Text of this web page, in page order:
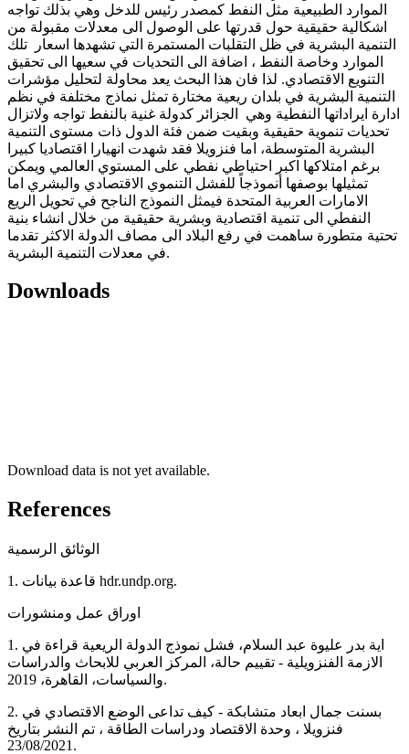
الموارد الطبيعية مثل النفط كمصدر رئيس للدخل وهي بذلك تواجه
اشكالية حقيقية حول قدرتها على الوصول الى معدلات مقبولة من
التنمية البشرية في ظل التقلبات المستمرة التي تشهدها اسعار تلك
الموارد وخاصة النفط ، اضافة الى التحديات في سعيها الى تحقيق
التنويع الاقتصادي. لذا فان هذا البحث يعد محاولة لتحليل مؤشرات
التنمية البشرية في بلدان ريعية مختارة تمثل نماذج مختلفة في نظم
ادارة ايراداتها النفطية وهي الجزائر كدولة غنية بالنفط تواجه ولاتزال
تحديات تنموية حقيقية وبقيت ضمن فئة الدول ذات مستوى التنمية
البشرية المتوسطة، اما فنزويلا فقد شهدت انهيارا اقتصاديا كبيرا
برغم امتلاكها اكبر احتياطي نفطي على المستوي العالمي ويمكن
تمثيلها بوصفها أنموذجاً للفشل التنموي الاقتصادي والبشري اما
الامارات العربية المتحدة فيمثل النموذج الناجح في تحويل الريع
النفطي الى تنمية اقتصادية وبشرية حقيقية من خلال انشاء بنية
تحتية متطورة ساهمت في رفع البلاد الى مصاف الدولة الاكثر تقدما
في معدلات التنمية البشرية.
Downloads
Download data is not yet available.
References
الوثائق الرسمية
1. قاعدة بيانات hdr.undp.org.
اوراق عمل ومنشورات
1. اية بدر عليوة عبد السلام، فشل نموذج الدولة الريعية قراءة في
الازمة الفنزويلية - تقييم حالة، المركز العربي للابحاث والدراسات
والسياسات، القاهرة، 2019.
2. بسنت جمال ابعاد متشابكة - كيف تداعى الوضع الاقتصادي في
فنزويلا ، وحدة الاقتصاد ودراسات الطاقة ، تم النشر بتاريخ
23/08/2021.